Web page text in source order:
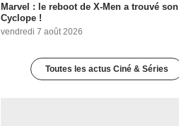
Marvel : le reboot de X-Men a trouvé son
Cyclope !
vendredi 7 août 2026
Toutes les actus Ciné & Séries